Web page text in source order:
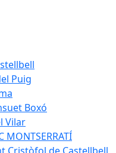
Puig
Boxó
Vilar
MONTSERRATÍ